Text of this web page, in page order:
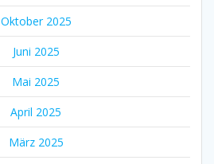
Oktober 2025
Juni 2025
Mai 2025
April 2025
März 2025